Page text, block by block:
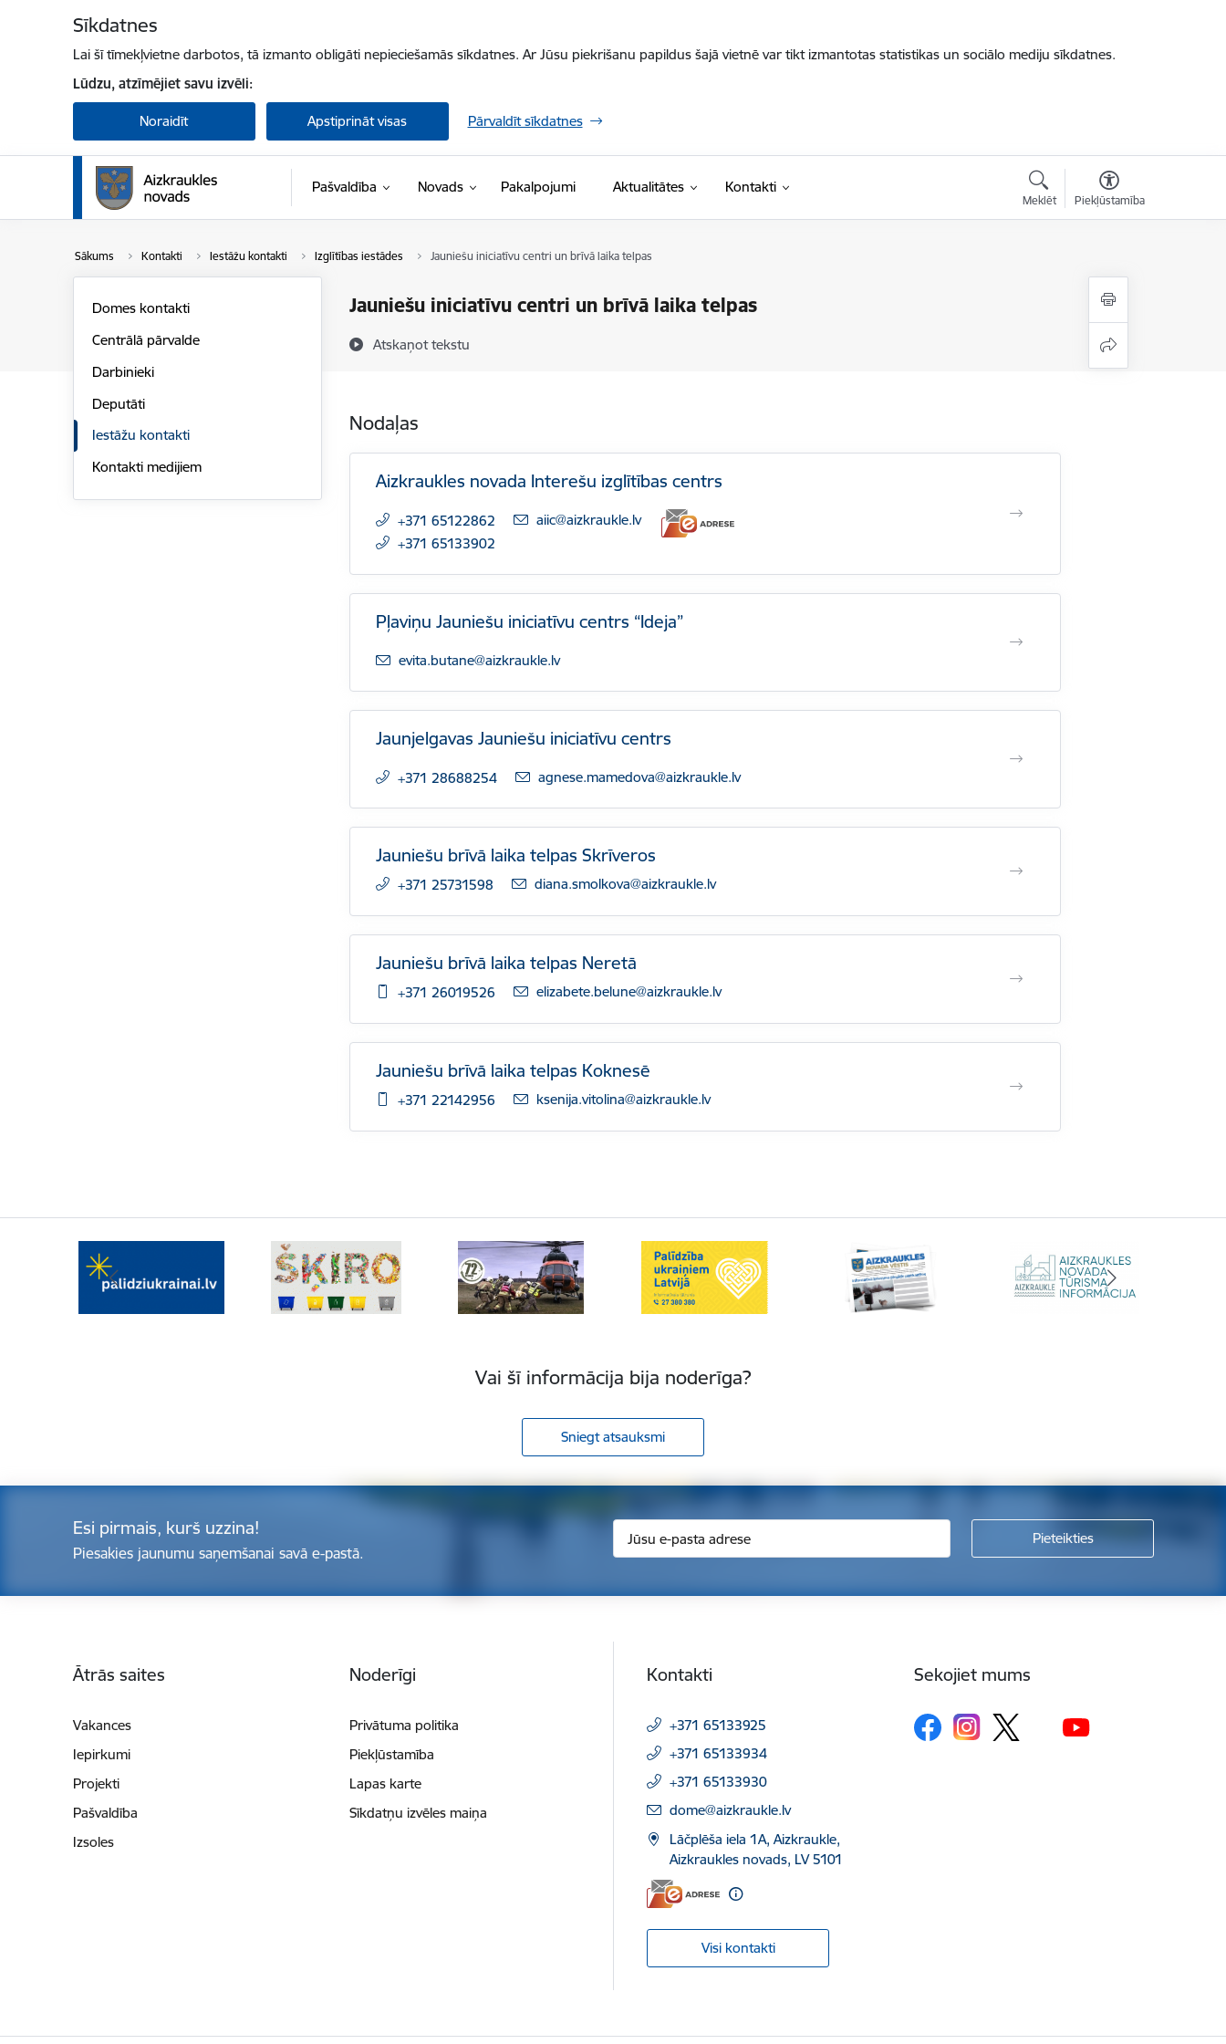
Sīkdatnes
Lai šī tīmekļvietne darbotos, tā izmanto obligāti nepieciešamās sīkdatnes. Ar Jūsu piekrišanu papildus šajā vietnē var tikt izmantotas statistikas un sociālo mediju sīkdatnes.
Lūdzu, atzīmējiet savu izvēli:
Noraidīt Apstiprināt visas Pārvaldīt sīkdatnes
Pašvaldība Novads Pakalpojumi Aktualitātes Kontakti
Meklēt Piekļūstamība
Sākums Kontakti Iestāžu kontakti Izglītības iestādes Jauniešu iniciatīvu centri un brīvā laika telpas
Jauniešu iniciatīvu centri un brīvā laika telpas
Atskaņot tekstu
Domes kontakti
Centrālā pārvalde
Darbinieki
Deputāti
Iestāžu kontakti
Kontakti medijiem
Nodaļas
Aizkraukles novada Interešu izglītības centrs
+371 65122862
+371 65133902
E-pasts:
aiic@aizkraukle.lv
Pļaviņu Jauniešu iniciatīvu centrs “Ideja”
E-pasts:
evita.butane@aizkraukle.lv
Jaunjelgavas Jauniešu iniciatīvu centrs
+371 28688254 E-pasts:
agnese.mamedova@aizkraukle.lv
Jauniešu brīvā laika telpas Skrīveros
+371 25731598 E-pasts:
diana.smolkova@aizkraukle.lv
Jauniešu brīvā laika telpas Neretā
+371 26019526 E-pasts:
elizabete.belune@aizkraukle.lv
Jauniešu brīvā laika telpas Koknesē
+371 22142956 E-pasts:
ksenija.vitolina@aizkraukle.lv
Vai šī informācija bija noderīga?
Sniegt atsauksmi
Esi pirmais, kurš uzzina!
Piesakies jaunumu saņemšanai savā e-pastā.
Ātrās saites
Vakances
Iepirkumi
Projekti
Pašvaldība
Izsoles
Noderīgi
Privātuma politika
Piekļūstamība
Lapas karte
Sīkdatņu izvēles maiņa
Kontakti
+371 65133925
+371 65133934
+371 65133930
E-pasts:
dome@aizkraukle.lv
Lāčplēša iela 1A, Aizkraukle,
Aizkraukles novads, LV 5101
Visi kontakti
Sekojiet mums